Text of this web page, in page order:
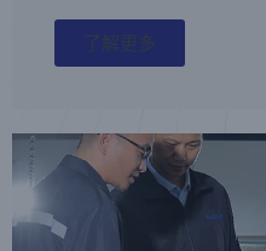
了解更多